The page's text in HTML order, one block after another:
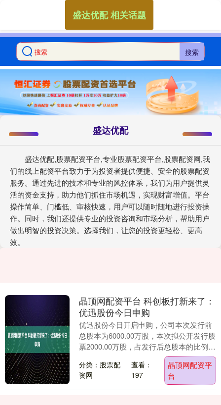
搜索
盛达优配
盛达优配,股票配资平台,专业股票配资平台,股票配资网,我
们的线上配资平台致力于为投资者提供便捷、安全的股票配资
服务。通过先进的技术和专业的风控体系，我们为用户提供灵
活的资金支持，助力他们抓住市场机遇，实现财富增值。平台
操作简单、门槛低、审核快速，用户可以随时随地进行投资操
作。同时，我们还提供专业的投资咨询和市场分析，帮助用户
做出明智的投资决策。选择我们，让您的投资更轻松、更高
效。
盛达优配 相关话题
晶顶网配资平台 科创板打新来了：
优迅股份今日申购
优迅股份今日开启申购，公司本次发行前
总股本为6000.00万股，本次拟公开发行股
票2000.00万股，占发行后总股本的比例为
25.00%，其中网上发行480.0....
分类：股票配
资网
查看：
197
晶顶网配资平
台